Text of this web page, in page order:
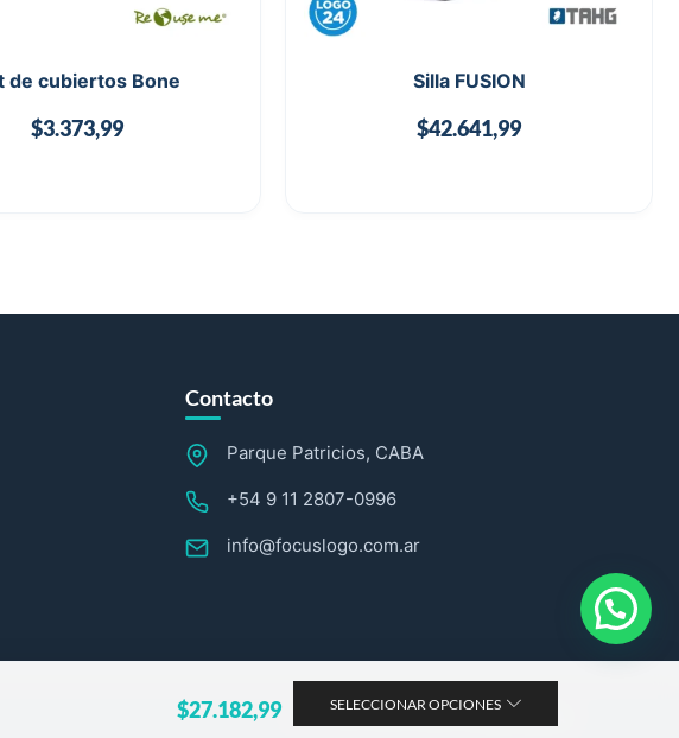
$27.182,99 SELECCIONAR OPCIONES
de cubiertos Bone
$3.373,99
Silla FUSION
$42.641,99
Contacto
Parque Patricios, CABA
+54 9 11 2807-0996
info@focuslogo.com.ar
Sitio web desarrollado por